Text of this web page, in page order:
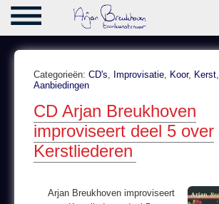
Categorieën: CD's, Improvisatie, Koor, Kerst,
Aanbiedingen
CD Arjan Breukhoven
improviseert deel 5 over
Kerstliederen
Arjan Breukhoven improviseert